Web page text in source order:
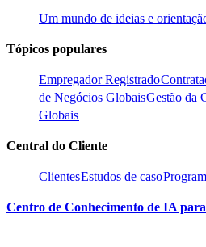
Um mundo de ideias e
Tópicos populares​​
Empregador Registrado​​
de Negócios Globais​​Gestão da
Globais​​
Central do Cliente​​
Clientes​​Estudos de caso​​
Centro de Conhecimento de IA